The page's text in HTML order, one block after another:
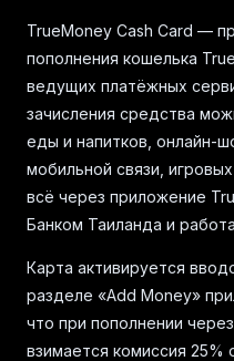
TrueMoney Cash Card —
пополнения кошелька
ведущих платёжных
зачисления средства
еды и напитков, онлайн-
мобильной связи,
всё через приложение
Банком Таиланда и
Карта активируется
разделе «Add Money»
что при пополнении
взимается комиссия